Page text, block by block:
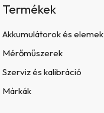
Termékek
Akkumulátorok és elemek
Mérőműszerek
Szerviz és kalibráció
Márkák